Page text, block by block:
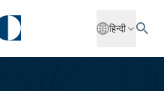
हिन्दी